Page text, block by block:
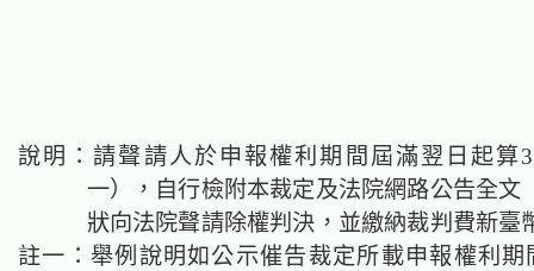
說明：請聲請人於申報權利期間屆滿翌日起算
一），自行檢附本裁定及法院網路公告全文
狀向法院聲請除權判決，並繳納裁判費新臺
註一：舉例說明如公示催告裁定所載申報權利期